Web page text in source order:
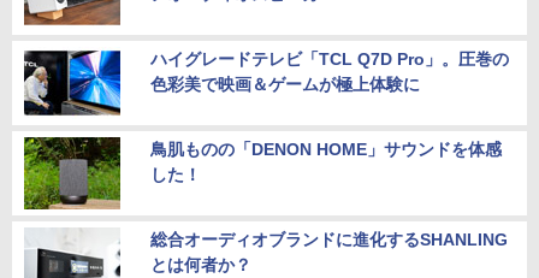
ハイグレードテレビ「TCL Q7D Pro」。圧巻の
色彩美で映画＆ゲームが極上体験に
鳥肌ものの「DENON HOME」サウンドを体感
した！
総合オーディオブランドに進化するSHANLING
とは何者か？